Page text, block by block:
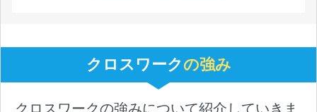
クロスワークの強み
クロスワークの強みについて紹介していきま